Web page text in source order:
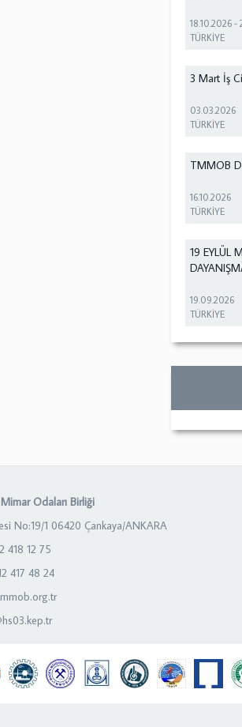
18.10.2026 -
TÜRKİYE
3 Mart İş
03.03.2026
TÜRKİYE
TMMOB
16.10.2026
TÜRKİYE
19 EYLÜL
19.09.2026
TÜRKİYE
Odaları Birliği
No:19/1 06420 Çankaya/ANKARA
418 12 75
417 48 24